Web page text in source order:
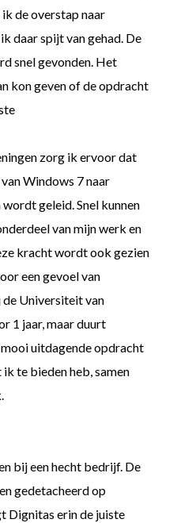
de overstap naar
daar spijt van gehad. De
snel gevonden. Het
kon geven of de opdracht
zorg ik ervoor dat
Windows 7 naar
geleid. Snel kunnen
van mijn werk en
kracht wordt ook gezien
een gevoel van
Universiteit van
1 jaar, maar duurt
mooi uitdagende opdracht
te bieden heb, samen
bij een hecht bedrijf. De
gedetacheerd op
Dignitas erin de juiste